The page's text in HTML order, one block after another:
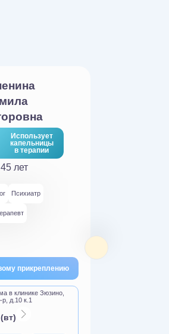
Использует
капельницы
в терапии
лет
Психиатр
прикреплению
в клинике Зюзино,
д.10 к.1